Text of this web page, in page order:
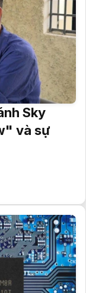
Sky
và sự